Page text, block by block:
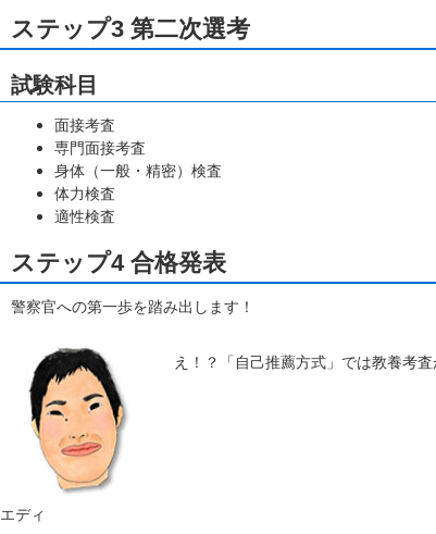
ステップ3 第二次選考
試験科目
面接考査
専門面接考査
身体（一般・精密）検査
体力検査
適性検査
ステップ4 合格発表
警察官への第一歩を踏み出します！
エディ
え！？「自己推薦方式」では教養考査